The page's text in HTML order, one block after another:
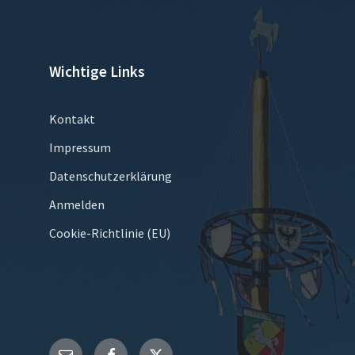
Wichtige Links
Kontakt
Impressum
Datenschutzerklärung
Anmelden
Cookie-Richtlinie (EU)